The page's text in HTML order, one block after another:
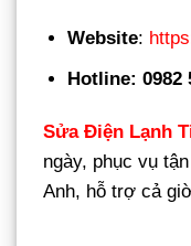
Website:
Hotline: 0982
Sửa Điện Lạnh
ngày, phục vụ
Anh, hỗ trợ cả